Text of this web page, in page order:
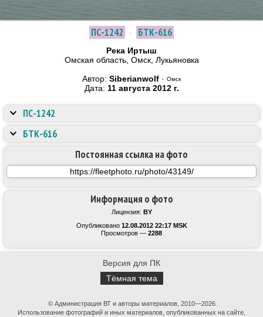
ПС-1242 · БТК-616
Река Иртыш
Омская область, Омск, Лукьяновка
Автор: Siberianwolf · Омск
Дата: 11 августа 2012 г.
Информация о фото
Лицензия: BY
Опубликовано 12.08.2012 22:17 MSK
Просмотров — 2288
Постоянная ссылка на фото
ПС-1242
БТК-616
Версия для ПК
Тёмная тема
© Администрация ВТ и авторы материалов, 2010—2026
Использование фотографий и иных материалов, опубликованных на сайте,